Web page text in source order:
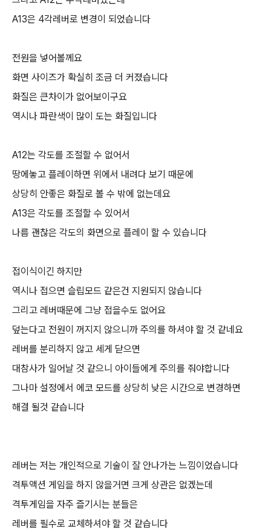
A13은 4각레버로 변경이 되었습니다
전원을 넣어볼께요
화면 사이즈가 확실히 조금 더 커졌습니다
화질은 큰차이가 없어보이구요
역시나 파란색이 많이 도는 화질입니다
A12는 각도를 조절할 수 없어서
땅에놓고 플레이하면 위에서 내려다 보기 때문에
상당히 안좋은 화질로 볼 수 밖에 없는데요
A13은 각도를 조절할 수 있어서
나름 괜찮은 각도의 화면으로 플레이 할 수 있습니다
접이식이긴 하지만
역시나 접으면 슬립모드 같은건 지원되지 않습니다
그리고 레버때문에 그냥 접을수도 없어요
덮는다고 전원이 꺼지지 않으니까 주의를 하셔야 할 것 같네요
레버를 분리하지 않고 세게 닫으면
대참사가 일어날 것 같으니 아이들에게 주의를 줘야합니다
그나마 설정에서 에코 모드를 상당히 낮은 시간으로 변경하면
해결 될것 같습니다
레버는 저는 개인적으로 기술이 잘 안나가는 느낌이었습니다
격투액션 게임을 하지 않을거면 크게 상관은 없겠는데
격투게임을 자주 즐기시는 분들은
레버를 필수로 교체하셔야 할 것 같습니다